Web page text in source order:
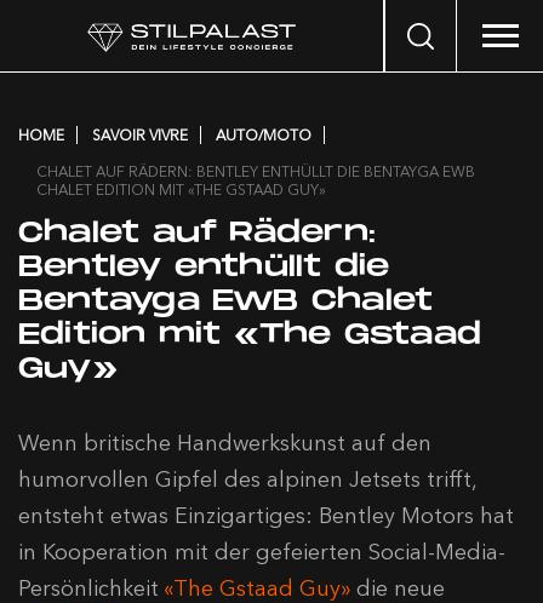
Search
HOME SAVOIR VIVRE
AUTO/MOTO
CHALET AUF RÄDERN: BENTLEY ENTHÜLLT DIE BENTAYGA EWB
CHALET EDITION MIT «THE GSTAAD GUY»
Chalet auf Rädern:
Bentley enthüllt die
Bentayga EWB Chalet
Edition mit «The Gstaad
Guy»
Wenn britische Handwerkskunst auf den
humorvollen Gipfel des alpinen Jetsets trifft,
entsteht etwas Einzigartiges: Bentley Motors hat
in Kooperation mit der gefeierten Social-Media-
Persönlichkeit «The Gstaad Guy» die neue